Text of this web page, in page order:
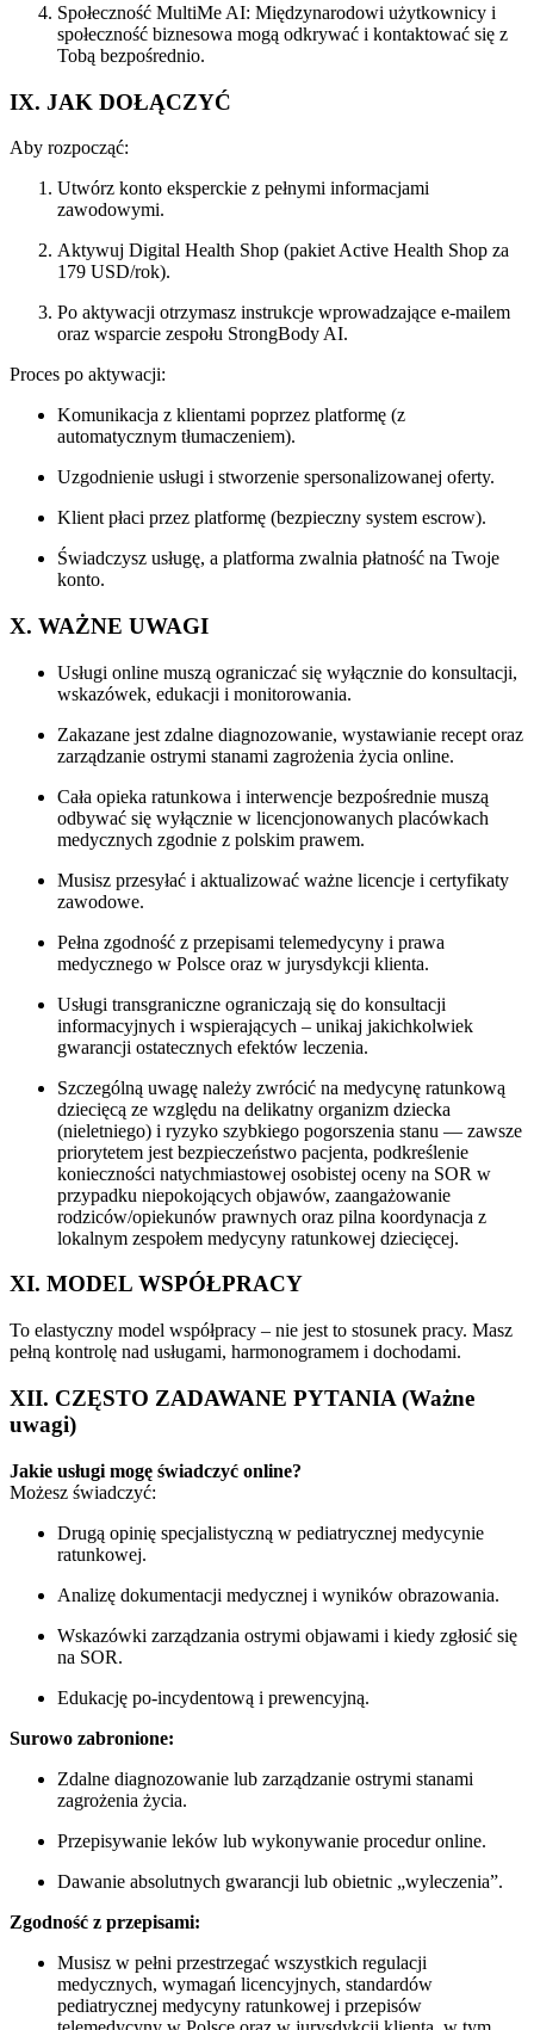
Społeczność MultiMe AI: Międzynarodowi użytkownicy i
społeczność biznesowa mogą odkrywać i kontaktować się z
Tobą bezpośrednio.
IX. JAK DOŁĄCZYĆ
Aby rozpocząć:
Utwórz konto eksperckie z pełnymi informacjami
zawodowymi.
Aktywuj Digital Health Shop (pakiet Active Health Shop za
179 USD/rok).
Po aktywacji otrzymasz instrukcje wprowadzające e-mailem
oraz wsparcie zespołu StrongBody AI.
Proces po aktywacji:
Komunikacja z klientami poprzez platformę (z
automatycznym tłumaczeniem).
Uzgodnienie usługi i stworzenie spersonalizowanej oferty.
Klient płaci przez platformę (bezpieczny system escrow).
Świadczysz usługę, a platforma zwalnia płatność na Twoje
konto.
X. WAŻNE UWAGI
Usługi online muszą ograniczać się wyłącznie do konsultacji,
wskazówek, edukacji i monitorowania.
Zakazane jest zdalne diagnozowanie, wystawianie recept oraz
zarządzanie ostrymi stanami zagrożenia życia online.
Cała opieka ratunkowa i interwencje bezpośrednie muszą
odbywać się wyłącznie w licencjonowanych placówkach
medycznych zgodnie z polskim prawem.
Musisz przesyłać i aktualizować ważne licencje i certyfikaty
zawodowe.
Pełna zgodność z przepisami telemedycyny i prawa
medycznego w Polsce oraz w jurysdykcji klienta.
Usługi transgraniczne ograniczają się do konsultacji
informacyjnych i wspierających – unikaj jakichkolwiek
gwarancji ostatecznych efektów leczenia.
Szczególną uwagę należy zwrócić na medycynę ratunkową
dziecięcą ze względu na delikatny organizm dziecka
(nieletniego) i ryzyko szybkiego pogorszenia stanu — zawsze
priorytetem jest bezpieczeństwo pacjenta, podkreślenie
konieczności natychmiastowej osobistej oceny na SOR w
przypadku niepokojących objawów, zaangażowanie
rodziców/opiekunów prawnych oraz pilna koordynacja z
lokalnym zespołem medycyny ratunkowej dziecięcej.
XI. MODEL WSPÓŁPRACY
To elastyczny model współpracy – nie jest to stosunek pracy. Masz
pełną kontrolę nad usługami, harmonogramem i dochodami.
XII. CZĘSTO ZADAWANE PYTANIA (Ważne
uwagi)
Jakie usługi mogę świadczyć online?
Możesz świadczyć:
Drugą opinię specjalistyczną w pediatrycznej medycynie
ratunkowej.
Analizę dokumentacji medycznej i wyników obrazowania.
Wskazówki zarządzania ostrymi objawami i kiedy zgłosić się
na SOR.
Edukację po-incydentową i prewencyjną.
Surowo zabronione:
Zdalne diagnozowanie lub zarządzanie ostrymi stanami
zagrożenia życia.
Przepisywanie leków lub wykonywanie procedur online.
Dawanie absolutnych gwarancji lub obietnic „wyleczenia”.
Zgodność z przepisami:
Musisz w pełni przestrzegać wszystkich regulacji
medycznych, wymagań licencyjnych, standardów
pediatrycznej medycyny ratunkowej i przepisów